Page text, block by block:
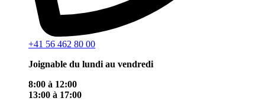
+41 56 462 80 00
Joignable du lundi au vendredi
8:00 à 12:00
13:00 à 17:00